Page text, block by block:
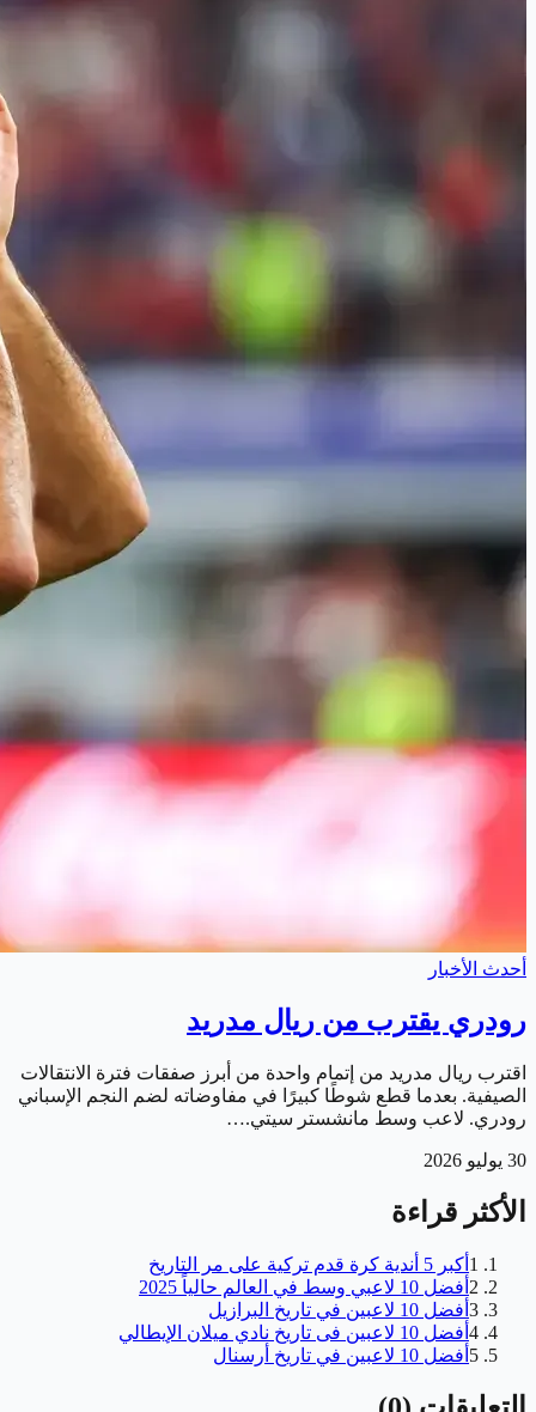
أحدث الأخبار
رودري يقترب من ريال مدريد
اقترب ريال مدريد من إتمام واحدة من أبرز صفقات فترة الانتقالات
الصيفية. بعدما قطع شوطًا كبيرًا في مفاوضاته لضم النجم الإسباني
رودري. لاعب وسط مانشستر سيتي.…
30 يوليو 2026
الأكثر قراءة
1 أكبر 5 أندية كرة قدم تركية على مر التاريخ
2 أفضل 10 لاعبي وسط في العالم حالياً 2025
3 أفضل 10 لاعبين في تاريخ البرازيل
4 أفضل 10 لاعبين فى تاريخ نادي ميلان الإيطالي
5 أفضل 10 لاعبين في تاريخ أرسنال